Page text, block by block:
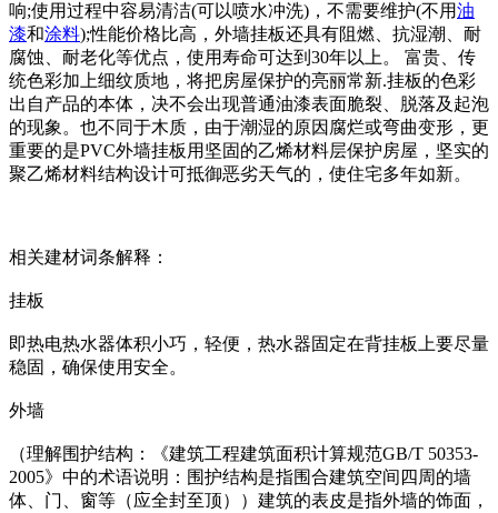
响;使用过程中容易清洁(可以喷水冲洗)，不需要维护(不用油
漆和涂料);性能价格比高，外墙挂板还具有阻燃、抗湿潮、耐
腐蚀、耐老化等优点，使用寿命可达到30年以上。 富贵、传
统色彩加上细纹质地，将把房屋保护的亮丽常新.挂板的色彩
出自产品的本体，决不会出现普通油漆表面脆裂、脱落及起泡
的现象。也不同于木质，由于潮湿的原因腐烂或弯曲变形，更
重要的是PVC外墙挂板用坚固的乙烯材料层保护房屋，坚实的
聚乙烯材料结构设计可抵御恶劣天气的，使住宅多年如新。
相关建材词条解释：
挂板
即热电热水器体积小巧，轻便，热水器固定在背挂板上要尽量
稳固，确保使用安全。
外墙
（理解围护结构：《建筑工程建筑面积计算规范GB/T 50353-
2005》中的术语说明：围护结构是指围合建筑空间四周的墙
体、门、窗等（应全封至顶））建筑的表皮是指外墙的饰面，